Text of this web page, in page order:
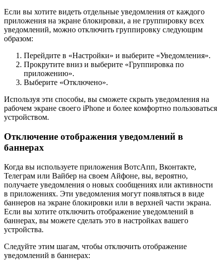
Если вы хотите видеть отдельные уведомления от каждого
приложения на экране блокировки, а не группировку всех
уведомлений, можно отключить группировку следующим
образом:
Перейдите в «Настройки» и выберите «Уведомления».
Прокрутите вниз и выберите «Группировка по
приложению».
Выберите «Отключено».
Используя эти способы, вы сможете скрыть уведомления на
рабочем экране своего iPhone и более комфортно пользоваться
устройством.
Отключение отображения уведомлений в
баннерах
Когда вы используете приложения ВотсАпп, Вконтакте,
Телеграм или Вайбер на своем Айфоне, вы, вероятно,
получаете уведомления о новых сообщениях или активности
в приложениях. Эти уведомления могут появляться в виде
баннеров на экране блокировки или в верхней части экрана.
Если вы хотите отключить отображение уведомлений в
баннерах, вы можете сделать это в настройках вашего
устройства.
Следуйте этим шагам, чтобы отключить отображение
уведомлений в баннерах: